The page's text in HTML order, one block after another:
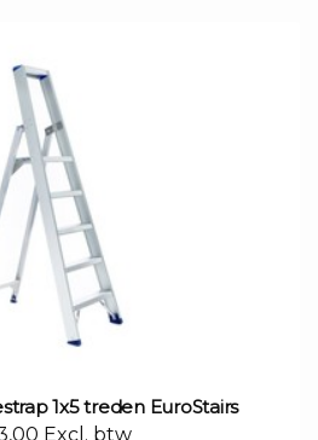
1x5 treden EuroStairs
Excl. btw